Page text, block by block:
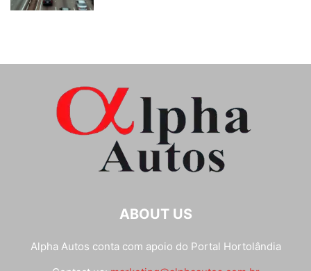
ABOUT US
Alpha Autos conta com apoio do Portal Hortolândia